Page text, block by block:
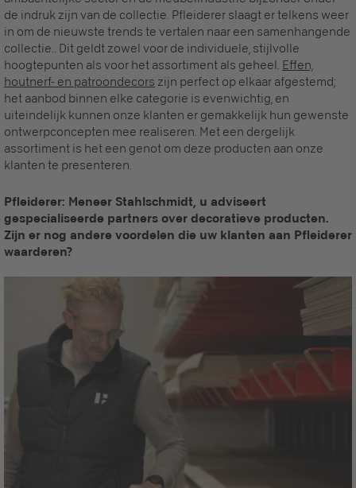
de indruk zijn van de collectie. Pfleiderer slaagt er telkens weer
in om de nieuwste trends te vertalen naar een samenhangende
collectie.. Dit geldt zowel voor de individuele, stijlvolle
hoogtepunten als voor het assortiment als geheel. Effen,
houtnerf- en patroondecors zijn perfect op elkaar afgestemd;
het aanbod binnen elke categorie is evenwichtig, en
uiteindelijk kunnen onze klanten er gemakkelijk hun gewenste
ontwerpconcepten mee realiseren. Met een dergelijk
assortiment is het een genot om deze producten aan onze
klanten te presenteren.
Pfleiderer: Meneer Stahlschmidt, u adviseert
gespecialiseerde partners over decoratieve producten.
Zijn er nog andere voordelen die uw klanten aan Pfleiderer
waarderen?